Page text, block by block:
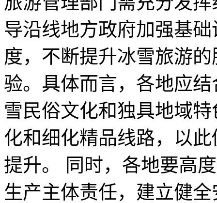
导沿线地方政府加强基
度，不断提升冰雪旅游
验。具体而言，各地应
雪民俗文化和独具地域
化和细化精品线路，以
提升。 同时，各地要高
生产主体责任，建立健